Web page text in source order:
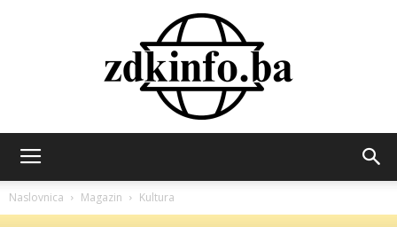
Naslovnica Magazin Kultura